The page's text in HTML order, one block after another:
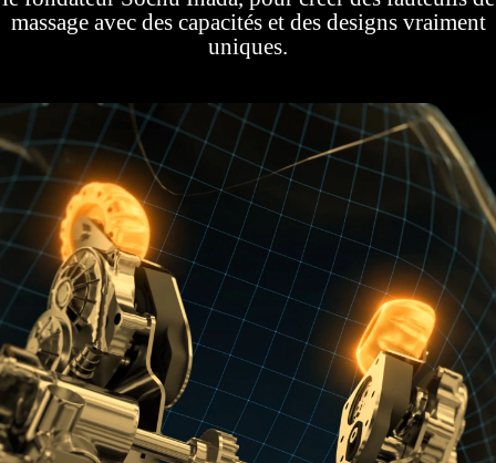
massage avec des capacités et des designs vraiment
uniques.